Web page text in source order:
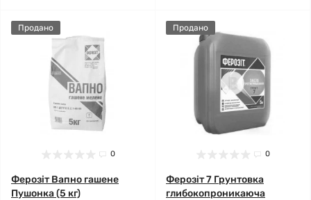
Продано
0
Ферозіт Вапно гашене
Пушонка (5 кг)
Продано
0
Ферозіт 7 Грунтовка
глибокопроникаюча